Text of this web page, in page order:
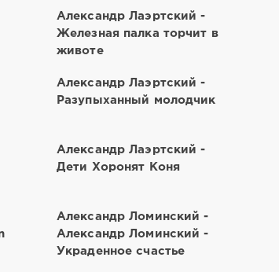
Александр Лаэртский -
Железная палка торчит в
животе
Александр Лаэртский -
Разупыханный молодчик
Александр Лаэртский -
Дети Хоронят Коня
Александр Ломинский -
Александр Ломинский -
Украденное счастье